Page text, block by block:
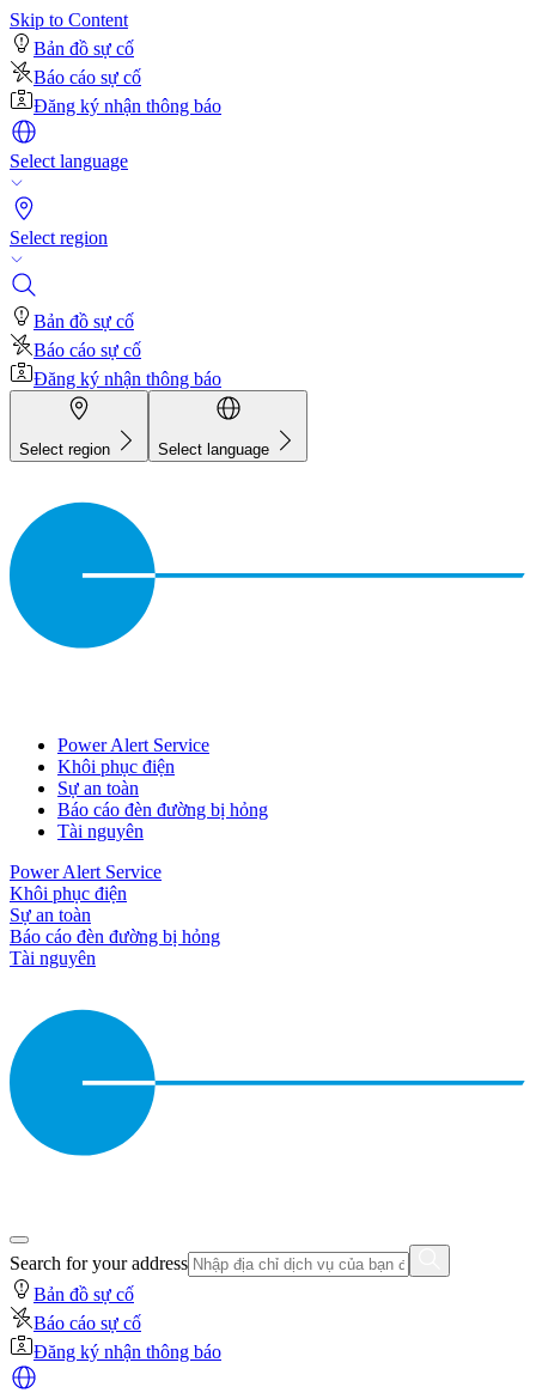
Skip to Content
Bản đồ sự cố
Báo cáo sự cố
Đăng ký nhận thông báo
Select language
Select region
Bản đồ sự cố
Báo cáo sự cố
Đăng ký nhận thông báo
Select region Select language
Power Alert Service
Khôi phục điện
Sự an toàn
Báo cáo đèn đường bị hỏng
Tài nguyên
Power Alert Service
Khôi phục điện
Sự an toàn
Báo cáo đèn đường bị hỏng
Tài nguyên
Search for your address
Bản đồ sự cố
Báo cáo sự cố
Đăng ký nhận thông báo